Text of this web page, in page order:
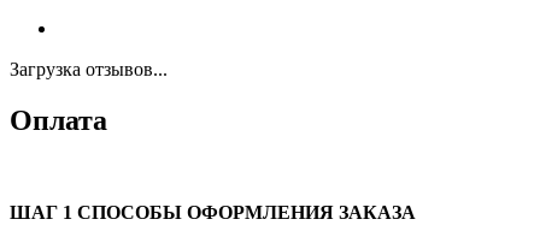
Загрузка отзывов...
Оплата
ШАГ 1 СПОСОБЫ ОФОРМЛЕНИЯ ЗАКАЗА